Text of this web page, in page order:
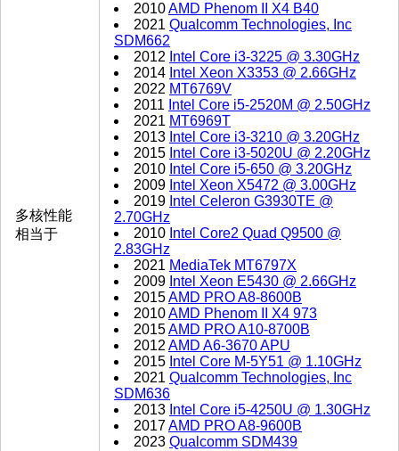
多核性能
相当于
2010AMD Phenom II X4 B40
2021 Qualcomm Technologies, Inc
SDM662
2012 Intel Core i3-3225 @ 3.30GHz
2014 Intel Xeon X3353 @ 2.66GHz
2022 MT6769V
2011 Intel Core i5-2520M @ 2.50GHz
2021 MT6969T
2013 Intel Core i3-3210 @ 3.20GHz
2015 Intel Core i3-5020U @ 2.20GHz
2010 Intel Core i5-650 @ 3.20GHz
2009 Intel Xeon X5472 @ 3.00GHz
2019 Intel Celeron G3930TE @
2.70GHz
2010 Intel Core2 Quad Q9500 @
2.83GHz
2021 MediaTek MT6797X
2009 Intel Xeon E5430 @ 2.66GHz
2015AMD PRO A8-8600B
2010AMD Phenom II X4 973
2015AMD PRO A10-8700B
2012AMD A6-3670 APU
2015 Intel Core M-5Y51 @ 1.10GHz
2021 Qualcomm Technologies, Inc
SDM636
2013 Intel Core i5-4250U @ 1.30GHz
2017AMD PRO A8-9600B
2023 Qualcomm SDM439